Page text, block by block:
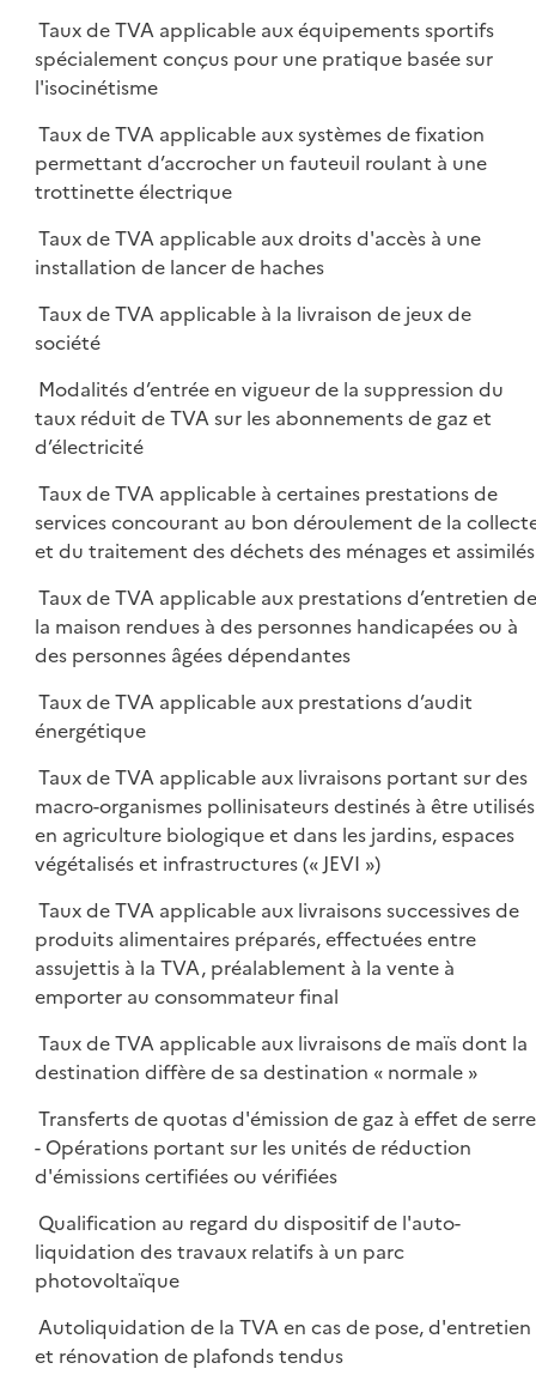
Taux de TVA applicable aux équipements sportifs
spécialement conçus pour une pratique basée sur
l'isocinétisme
Taux de TVA applicable aux systèmes de fixation
permettant d’accrocher un fauteuil roulant à une
trottinette électrique
Taux de TVA applicable aux droits d'accès à une
installation de lancer de haches
Taux de TVA applicable à la livraison de jeux de
société
Modalités d’entrée en vigueur de la suppression du
taux réduit de TVA sur les abonnements de gaz et
d’électricité
Taux de TVA applicable à certaines prestations de
services concourant au bon déroulement de la
et du traitement des déchets des ménages et assimilés
Taux de TVA applicable aux prestations d’entretien
la maison rendues à des personnes handicapées ou à
des personnes âgées dépendantes
Taux de TVA applicable aux prestations d’audit
énergétique
Taux de TVA applicable aux livraisons portant sur des
macro-organismes pollinisateurs destinés à être utilisés
en agriculture biologique et dans les jardins, espaces
végétalisés et infrastructures (« JEVI »)
Taux de TVA applicable aux livraisons successives de
produits alimentaires préparés, effectuées entre
assujettis à la TVA, préalablement à la vente à
emporter au consommateur final
Taux de TVA applicable aux livraisons de maïs dont la
destination diffère de sa destination « normale »
Transferts de quotas d'émission de gaz à effet de serre
- Opérations portant sur les unités de réduction
d'émissions certifiées ou vérifiées
Qualification au regard du dispositif de l'auto-
liquidation des travaux relatifs à un parc
photovoltaïque
Autoliquidation de la TVA en cas de pose, d'entretien
et rénovation de plafonds tendus